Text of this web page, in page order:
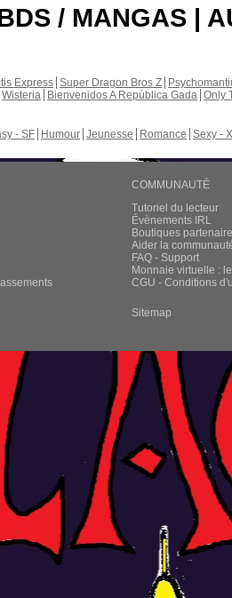
/ MANGAS |
Express Super Dragon Bros Z
Wisteria Bienvenidos A República Gada Only
- SF Humour Jeunesse Romance Sexy -
COMMUNAUTÉ
Tutoriel du lecteur
Évènements IRL
Boutiques
Aider la
FAQ - Support
Monnaie virtuelle :
CGU - Conditions
Sitemap